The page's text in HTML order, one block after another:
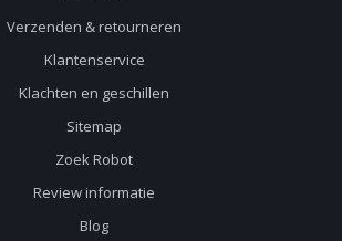
Verzenden & retourneren
Klantenservice
Klachten en geschillen
Sitemap
Zoek Robot
Review informatie
Blog